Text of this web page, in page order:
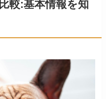
較:基本情報を知